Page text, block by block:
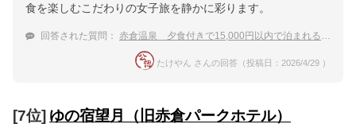
食を楽しむこだわりの女子旅を静かに彩ります。
回答された質問： 赤倉温泉 夕食付きで15,000円以内で泊まれる格安の温泉宿は？
たけやん さんの回答（投稿日：2026/4/29 ）
[7位] ゆの宿望月（旧赤倉パークホテル）